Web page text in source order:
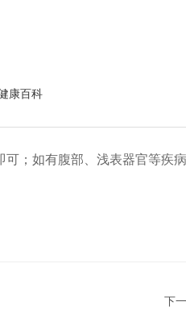
康百科
；如有腹部、浅表器官等疾
下